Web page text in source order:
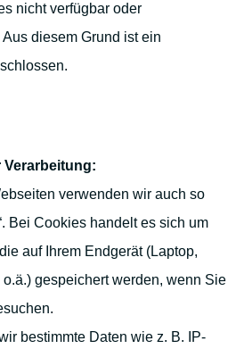
nicht verfügbar oder
diesem Grund ist ein
verwenden wir auch so
Bei Cookies handelt es sich um
auf Ihrem Endgerät (Laptop,
gespeichert werden, wenn Sie
bestimmte Daten wie z. B. IP-